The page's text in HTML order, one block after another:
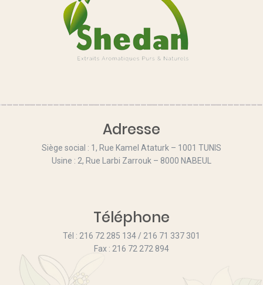
Adresse
Siège social : 1, Rue Kamel Ataturk – 1001 TUNIS
Usine : 2, Rue Larbi Zarrouk – 8000 NABEUL
Téléphone
Tél : 216 72 285 134 / 216 71 337 301
Fax : 216 72 272 894